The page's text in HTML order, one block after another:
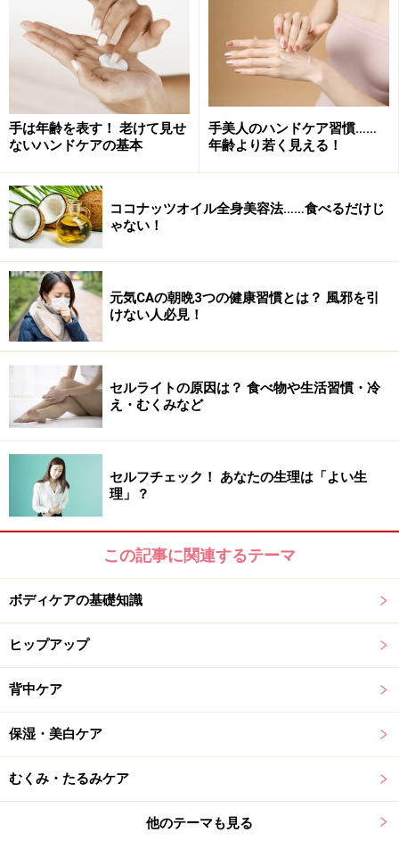
昔はというと、白いネル生地のハンカチタイプのものば
かりでしたが、現在では裡面の柄生地だけでなく、肌面
にも草木染めを施したものやリネンやシルクなど、様々
な素材を使っているのだそう。
「うちで扱っている肌面の生地の種類だけでも10を超え
ています。新しいメーカーさんも徐々に増えてきて、現
在店頭で取り扱っているメーカーは50ブランドにもなり
ました」（田上さん）。また、布ナプキンを取り扱いた
い、というサロンさんやヨガスタジオ、カフェなども増
えてきたとか。これまでは、なかなか布ナプキンを手に
い。
※個人の体質、また、誤った方法による実践に起因して肌荒れや
不調を引き起こす場合があります。実践の際には、必ず自身の体
質及び健康状態を十分に考慮し、正しい方法で行ってください。
また、全ての方への有効性を保証するものではありません。
1/2
手は年齢を表す！ 老けて見せ
ないハンドケアの基本
手美人のハンドケア習慣……
年齢より若く見える！
ココナッツオイル全身美容法……食べるだけじ
ゃない！
元気CAの朝晩3つの健康習慣とは？ 風邪を引
けない人必見！
セルライトの原因は？ 食べ物や生活習慣・冷
え・むくみなど
セルフチェック！ あなたの生理は「よい生
理」？
この記事に関連するテーマ
ボディケアの基礎知識
ヒップアップ
背中ケア
保湿・美白ケア
むくみ・たるみケア
他のテーマも見る